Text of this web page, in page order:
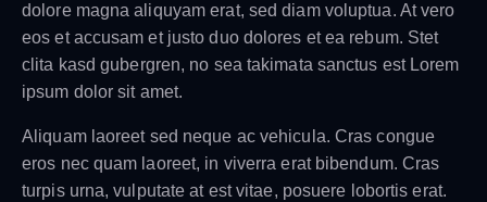
dolore magna aliquyam erat, sed diam voluptua. At vero
eos et accusam et justo duo dolores et ea rebum. Stet
clita kasd gubergren, no sea takimata sanctus est Lorem
ipsum dolor sit amet.
Aliquam laoreet sed neque ac vehicula. Cras congue
eros nec quam laoreet, in viverra erat bibendum. Cras
turpis urna, vulputate at est vitae, posuere lobortis erat.